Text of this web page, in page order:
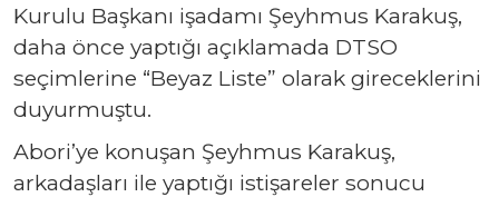
Kurulu Başkanı işadamı Şeyhmus Karakuş,
daha önce yaptığı açıklamada DTSO
seçimlerine “Beyaz Liste” olarak gireceklerini
duyurmuştu.
Abori’ye konuşan Şeyhmus Karakuş,
arkadaşları ile yaptığı istişareler sonucu